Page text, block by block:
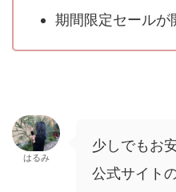
期間限定セールが
はるみ
少しでもお
公式サイト